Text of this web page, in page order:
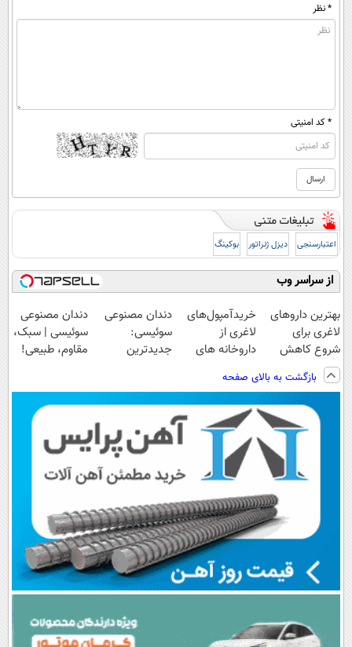
* نظر
* کد امنیتی
اعتبارسنجی دیزل ژنراتور بوکینگ
از سراسر وب
بهترین داروهای
لاغری برای
شروع کاهش
وزن، ارسال از
داروخانه های
نزدیکت!
خریدآمپول‌های
لاغری از
داروخانه های
فوری همراه با
پک یخ!
دندان مصنوعی
سوئیسی:
جدیدترین
پرداخت قسطی
دندان مصنوعی
سوئیسی | سبک،
مقاوم، طبیعی!
اقساطی😍
بازگشت به بالای صفحه